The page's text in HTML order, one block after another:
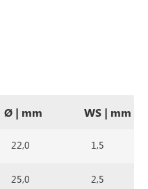
Ø | mm WS | mm
22,0 1,5
25,0 2,5